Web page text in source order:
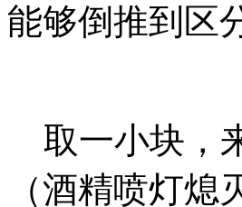
能够倒推到区
取一小块，
（酒精喷灯